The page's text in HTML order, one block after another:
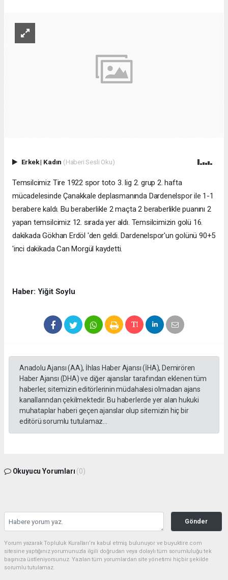
Erkek| Kadın (Haberi Sesli Oku)
Temsilcimiz Tire 1922 spor toto 3. lig 2. grup 2. hafta
mücadelesinde Çanakkale deplasmanında Dardenelspor ile 1-1
berabere kaldı. Bu beraberlikle 2 maçta 2 beraberlikle puanını 2
yapan temsilcimiz 12. sırada yer aldı. Temsilcimizin golü 16.
dakikada Gökhan Erdöl 'den geldi. Dardenelspor'un golünü 90+5
'inci dakikada Can Morgül kaydetti.
Haber: Yiğit Soylu
Anadolu Ajansı (AA), İhlas Haber Ajansı (İHA), Demirören
Haber Ajansı (DHA) ve diğer ajanslar tarafından eklenen tüm
haberler, sitemizin editörlerinin müdahalesi olmadan ajans
kanallarından çekilmektedir. Bu haberlerde yer alan hukuki
muhataplar haberi geçen ajanslar olup sitemizin hiç bir
editörü sorumlu tutulamaz...
Okuyucu Yorumları (0)
Gönder
Yorum yazarak Topluluk Kuralları’nı kabul etmiş bulunuyor ve buyuktire.com
sitesine yaptığınız yorumunuzla ilgili doğrudan veya dolaylı tüm sorumluluğu tek
başınıza üstleniyorsunuz. Yazılan tüm yorumlardan site yönetimi hiçbir şekilde
sorumlu tutulamaz.